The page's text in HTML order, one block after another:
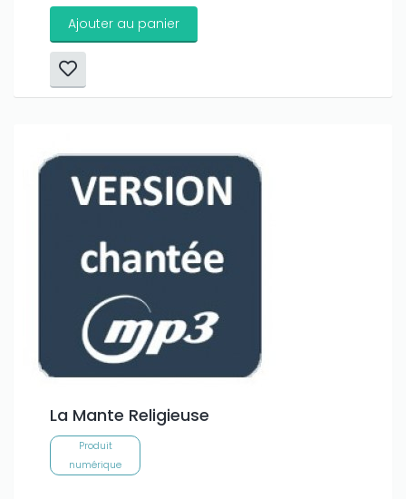
Ajouter au panier
La Mante Religieuse
Produit
numérique